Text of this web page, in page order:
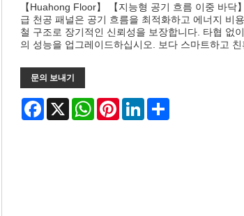
【Huahong Floor】 【지능형 공기 흐름 이중 바
급 천공 패널은 공기 흐름을 최적화하고 에너지 비
철 구조로 장기적인 신뢰성을 보장합니다. 타협 없
의 성능을 업그레이드하십시오. 보다 스마트하고
문의 보내기
Facebook
X WhatsAppPinterestLinkedIn